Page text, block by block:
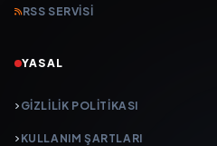
RSS SERVISI
YASAL
GIZLILIK POLITIKASI
KULLANIM ŞARTLARI